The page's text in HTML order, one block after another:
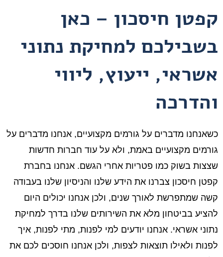
קפטן חיסכון – כאן
בשבילכם למחיקת נתוני
אשראי, ייעוץ, ליווי
והדרכה
כשאנחנו מדברים על גורמים מקצועיים, אנחנו מדברים על
גורמים מקצועיים באמת, ולא על עוד חברות חדשות
שצצות בשוק כמו פטריות אחרי הגשם. אנחנו בחברת
קפטן חיסכון צברנו את הידע שלנו והניסיון שלנו בעבודה
קשה שמתפרשת לאורך שנים, ולכן אנחנו יכולים היום
להציע בביטחון מלא את השירותים שלנו בדרך למחיקת
נתוני אשראי. אנחנו יודעים למי לפנות, מתי לפנות, איך
לפנות ולאילו תוצאות לצפות, ולכן אנחנו חוסכים לכם את